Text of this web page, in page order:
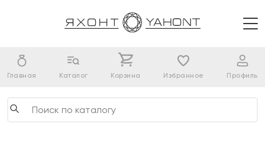
Главная Каталог Корзина Избранное Профиль